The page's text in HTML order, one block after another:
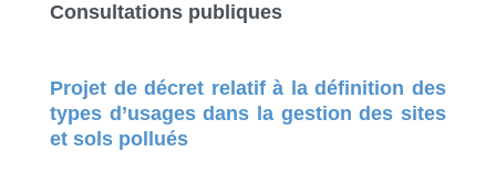
Consultations publiques
Projet de décret relatif à la définition des
types d’usages dans la gestion des sites
et sols pollués